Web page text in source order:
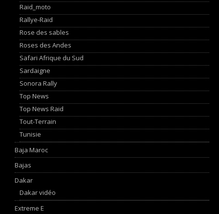
Raid_moto
Rallye-Raid
Rose des sables
Roses des Andes
Safari Afrique du Sud
Sardaigne
Sonora Rally
Top News
Top News Raid
Tout-Terrain
Tunisie
Baja Maroc
Bajas
Dakar
Dakar vidéo
Extreme E